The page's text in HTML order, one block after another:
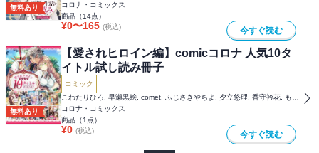
無料あり
コロナ・コミックス
商品（14点）
¥0〜165 (税込) 今すぐ読む
無料あり
【愛されヒロイン編】comicコロナ 人気10タ
イトル試し読み冊子
コミック
コロナ・コミックス
商品（1 点）
¥0 (税込) 今すぐ読む